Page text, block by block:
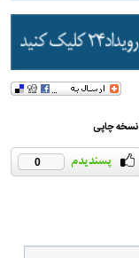
نسخه چاپی
0